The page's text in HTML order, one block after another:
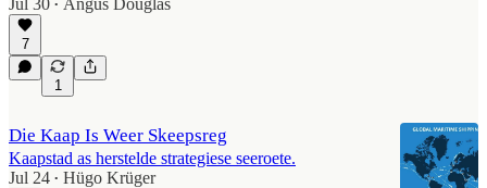
•
7
1
Die Kaap Is Weer Skeepsreg
Kaapstad as herstelde strategiese seeroete.
Jul 24 • Hügo Krüger